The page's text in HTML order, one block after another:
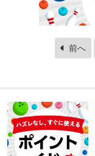
前へ